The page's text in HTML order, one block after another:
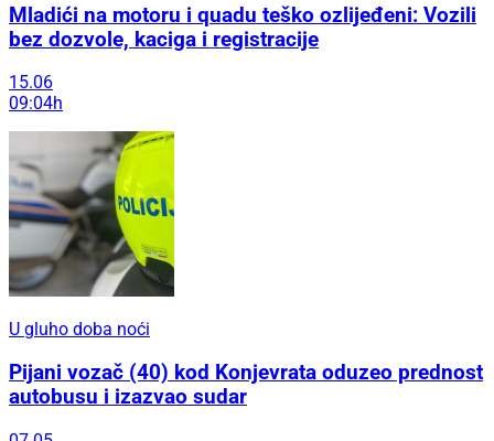
Mladići na motoru i quadu teško ozlijeđeni: Vozili
bez dozvole, kaciga i registracije
15.06
09:04h
U gluho doba noći
Pijani vozač (40) kod Konjevrata oduzeo prednost
autobusu i izazvao sudar